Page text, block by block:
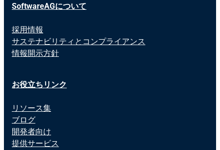
SoftwareAGについて
採用情報
サステナビリティとコンプライアンス
情報開示方針
お役立ちリンク
リソース集
ブログ
開発者向け
提供サービス